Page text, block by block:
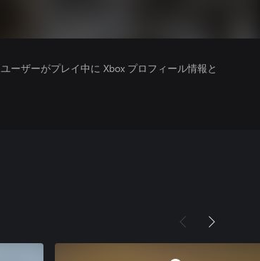
ーザーがプレイ中に Xbox プロフィール情報と